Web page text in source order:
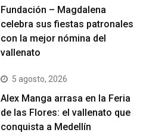
Fundación – Magdalena
celebra sus fiestas patronales
con la mejor nómina del
vallenato
5 agosto, 2026
Alex Manga arrasa en la Feria
de las Flores: el vallenato que
conquista a Medellín